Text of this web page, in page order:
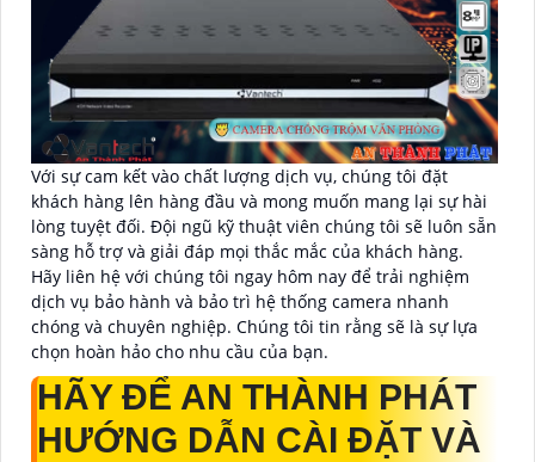
Với sự cam kết vào chất lượng dịch vụ, chúng tôi đặt
khách hàng lên hàng đầu và mong muốn mang lại sự hài
lòng tuyệt đối. Đội ngũ kỹ thuật viên chúng tôi sẽ luôn sẵn
sàng hỗ trợ và giải đáp mọi thắc mắc của khách hàng.
Hãy liên hệ với chúng tôi ngay hôm nay để trải nghiệm
dịch vụ bảo hành và bảo trì hệ thống camera nhanh
chóng và chuyên nghiệp. Chúng tôi tin rằng sẽ là sự lựa
chọn hoàn hảo cho nhu cầu của bạn.
HÃY ĐỂ AN THÀNH PHÁT
HƯỚNG DẪN CÀI ĐẶT VÀ